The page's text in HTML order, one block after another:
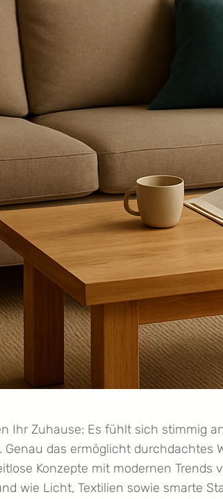
Ihr Zuhause: Es fühlt sich stimmig
das ermöglicht durchdachtes
Konzepte mit modernen Trends
wie Licht, Textilien sowie smarte